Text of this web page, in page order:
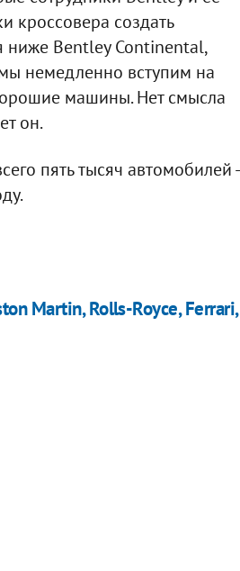
кроссовера создать
ниже Bentley Continental,
немедленно вступим на
машины. Нет смысла
он.
пять тысяч автомобилей -
Martin, Rolls-Royce, Ferrari,